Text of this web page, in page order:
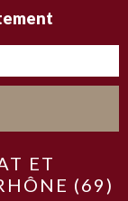
ET
(69)